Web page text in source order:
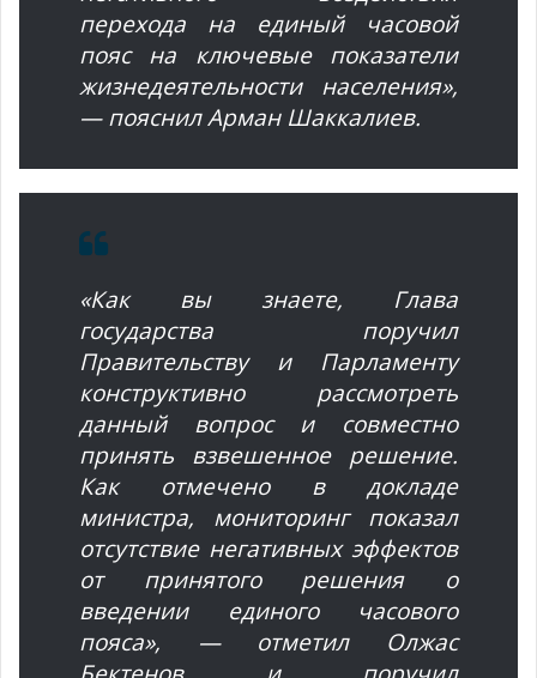
перехода на единый часовой
пояс на ключевые показатели
жизнедеятельности населения»,
— пояснил Арман Шаккалиев.
«Как вы знаете, Глава
государства поручил
Правительству и Парламенту
конструктивно рассмотреть
данный вопрос и совместно
принять взвешенное решение.
Как отмечено в докладе
министра, мониторинг показал
отсутствие негативных эффектов
от принятого решения о
введении единого часового
пояса», — отметил Олжас